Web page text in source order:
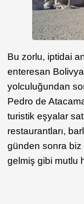
Bu zorlu, iptidai
enteresan
yolculuğundan
Pedro de
turistik eşyalar
restaurantları,
günden sonra biz
gelmiş gibi mutlu